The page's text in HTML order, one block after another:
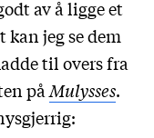
av å ligge et
kan jeg se dem
til overs fra
påMulysses.